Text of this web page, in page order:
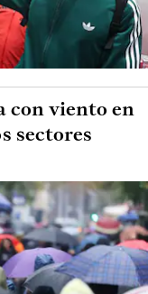
con viento en
sectores